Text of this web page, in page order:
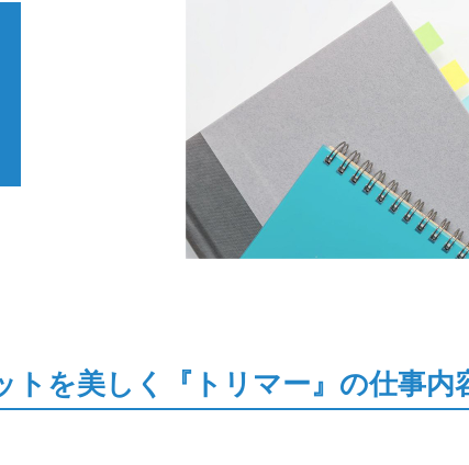
トを美しく『トリマー』の仕事内